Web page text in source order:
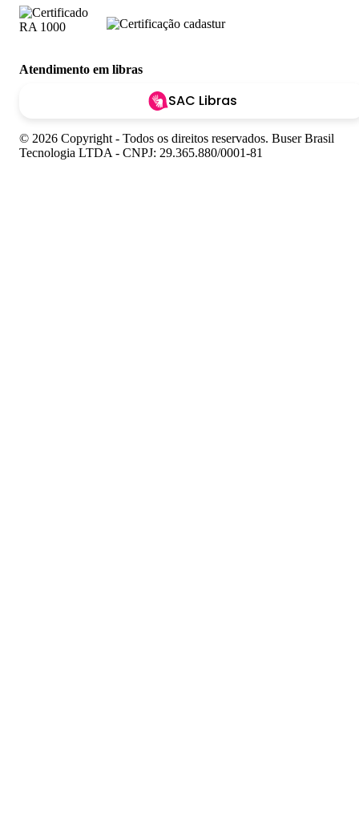
Atendimento em libras
SAC Libras
© 2026 Copyright - Todos os direitos reservados. Buser Brasil
Tecnologia LTDA - CNPJ: 29.365.880/0001-81